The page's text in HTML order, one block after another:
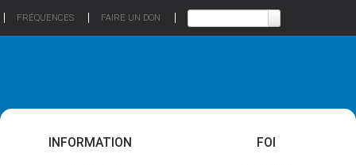
FRÉQUENCES FAIRE UN DON
INFORMATION FOI